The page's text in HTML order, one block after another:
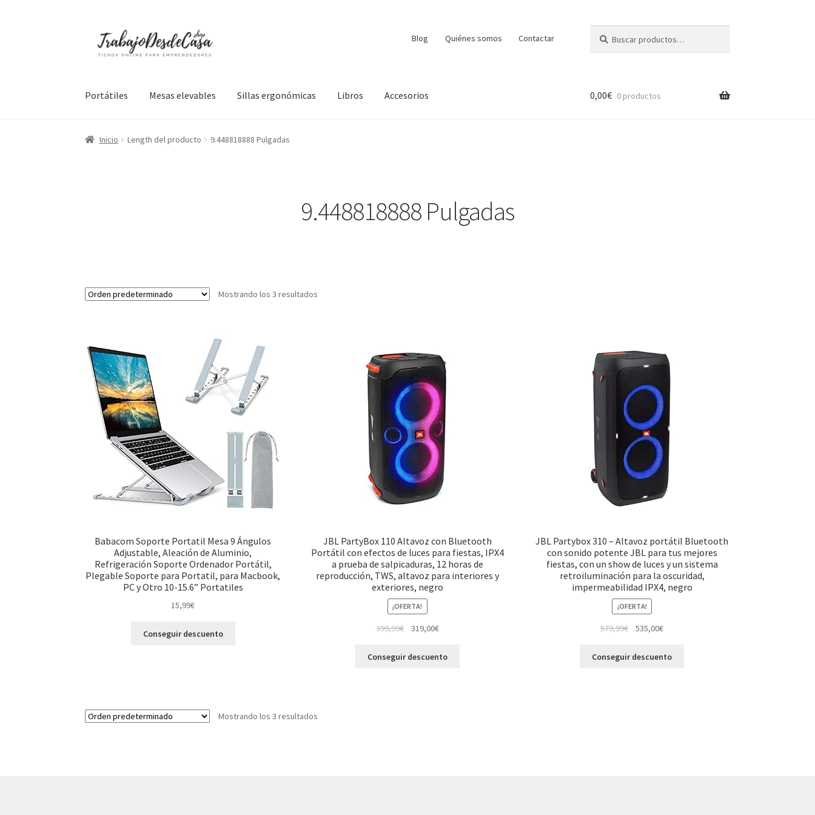
Blog Quiénes somos Contactar
por:
Portátiles Mesas elevables Sillas ergonómicas Libros Accesorios 0,00€ 0 productos
Inicio Length del producto 9.448818888 Pulgadas
9.448818888 Pulgadas
Mostrando los 3 resultados
Babacom Soporte Portatil Mesa 9 Ángulos
Adjustable, Aleación de Aluminio,
Refrigeración Soporte Ordenador Portátil,
Plegable Soporte para Portatil, para Macbook,
PC y Otro 10-15.6” Portatiles
15,99€
Conseguir descuento
JBL PartyBox 110 Altavoz con Bluetooth
Portátil con efectos de luces para fiestas, IPX4
a prueba de salpicaduras, 12 horas de
reproducción, TWS, altavoz para interiores y
exteriores, negro
¡OFERTA!
399,99€
El
original
319,00€El
actual
Conseguir descuento
JBL Partybox 310 – Altavoz portátil Bluetooth
con sonido potente JBL para tus mejores
fiestas, con un show de luces y un sistema
retroiluminación para la oscuridad,
impermeabilidad IPX4, negro
¡OFERTA!
579,99€
El
original
535,00€El
actual
Conseguir descuento
Mostrando los 3 resultados